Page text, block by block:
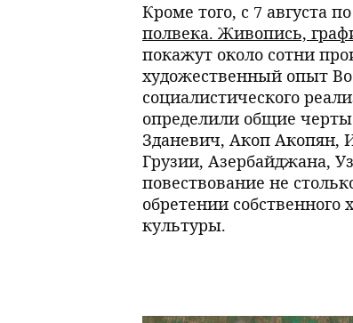
Кроме того, с 7 августа
полвека. Живопись,
покажут около сотни
художественный опыт
социалистического
определили общие
Зданевич, Акоп Акопян,
Грузии, Азербайджана,
повествование не
обретении собственного
культуры.